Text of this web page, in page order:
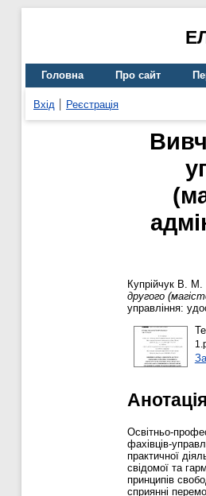
Головна Про сайт
Вхід Реєстрація
Купрійчук В. М.
другого
управління:
Анотація
Освітньо-
фахівців-
практичної
свідомої та
принципів
сприянні